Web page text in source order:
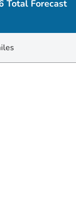
Total Forecast